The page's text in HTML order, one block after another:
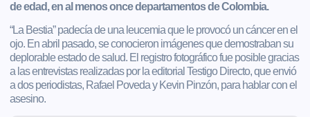
de edad, en al menos once departamentos de Colombia.
“La Bestia” padecía de una leucemia que le provocó un cáncer en el
ojo. En abril pasado, se conocieron imágenes que demostraban su
deplorable estado de salud. El registro fotográfico fue posible gracias
a las entrevistas realizadas por la editorial Testigo Directo, que envió
a dos periodistas, Rafael Poveda y Kevin Pinzón, para hablar con el
asesino.